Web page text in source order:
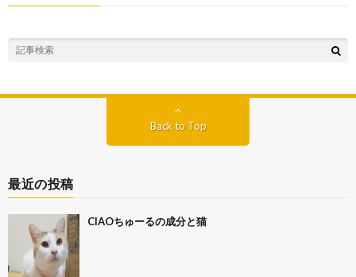
Back to Top
最近の投稿
CIAOちゅーるの成分と猫